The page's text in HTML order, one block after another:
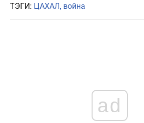
ТЭГИ: ЦАХАЛ война
ad